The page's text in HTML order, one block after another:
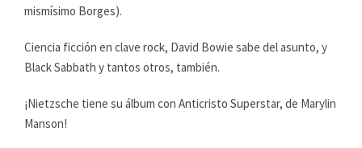
mismísimo Borges).
Ciencia ficción en clave rock, David Bowie sabe del asunto, y
Black Sabbath y tantos otros, también.
¡Nietzsche tiene su álbum con Anticristo Superstar, de Marylin
Manson!